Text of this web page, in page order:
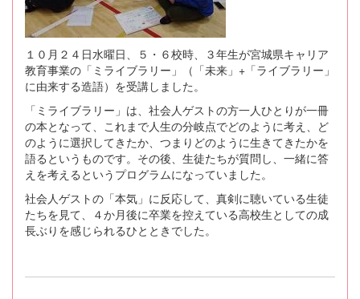
１０月２４日水曜日、５・６校時、３年生が宮城県キャリア
教育事業の「ミライブラリー」（「未来」+「ライブラリー」
に由来する造語）を受講しました。
「ミライブラリー」は、社会人ゲストの方一人ひとりが一冊
の本となって、これまで人生の分岐点でどのように考え、ど
のように選択してきたか、つまりどのように生きてきたかを
語るというものです。その後、生徒たちが質問し、一緒に答
えを考えるというプログラムになっていました。
社会人ゲストの「本気」に反応して、真剣に聴いている生徒
たちを見て、４か月後に卒業を控えている高校生としての成
長ぶりを感じられるひとときでした。